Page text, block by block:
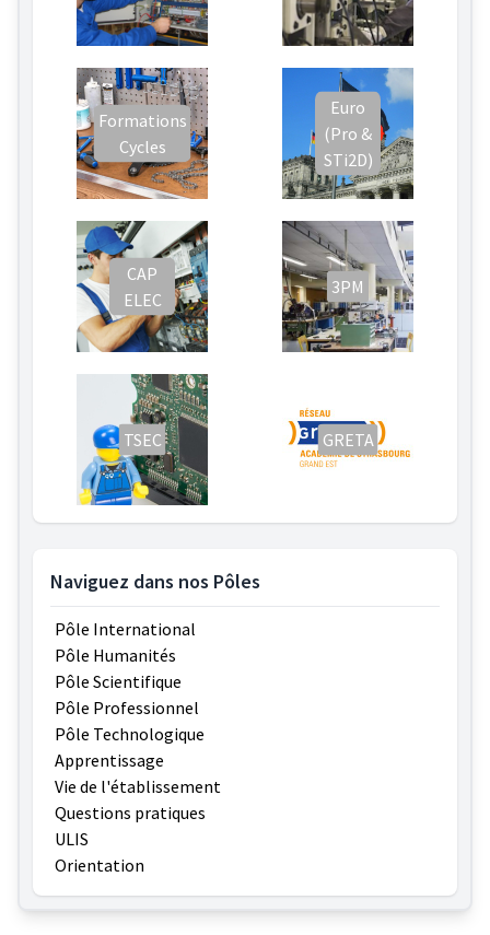
Formations
Cycles
Euro
(Pro &
STi2D)
CAP
ELEC
3PM
TSEC GRETA
Naviguez dans nos Pôles
Pôle International
Pôle Humanités
Pôle Scientifique
Pôle Professionnel
Pôle Technologique
Apprentissage
Vie de l'établissement
Questions pratiques
ULIS
Orientation